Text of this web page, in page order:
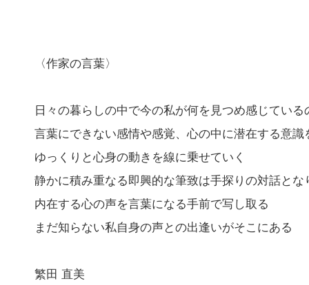
〈作家の言葉〉
日々の暮らしの中で今の私が何を見つめ感じている
言葉にできない感情や感覚、心の中に潜在する意
ゆっくりと心身の動きを線に乗せていく
静かに積み重なる即興的な筆致は手探りの対話とな
内在する心の声を言葉になる手前で写し取る
まだ知らない私自身の声との出逢いがそこにある
繁田 直美